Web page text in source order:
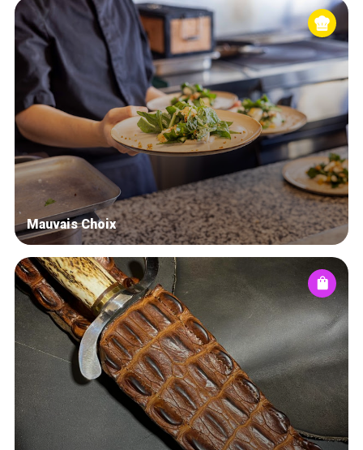
Mauvais Choix